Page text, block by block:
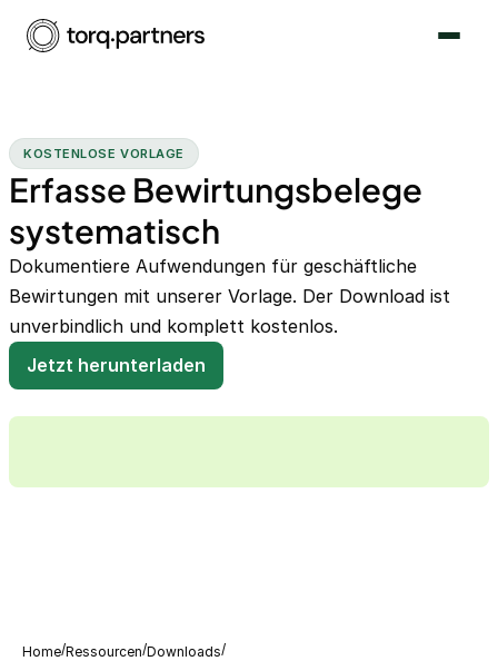
KOSTENLOSE VORLAGE
Erfasse Bewirtungsbelege
systematisch
Dokumentiere Aufwendungen für geschäftliche
Bewirtungen mit unserer Vorlage. Der Download ist
unverbindlich und komplett kostenlos.
Jetzt herunterladen
Home/Ressourcen/Downloads/